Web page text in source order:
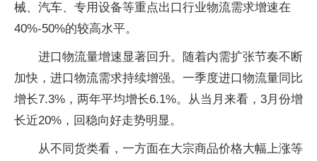
械、汽车、专用设备等重点出口行业物流需求增速在
40%-50%的较高水平。
进口物流量增速显著回升。随着内需扩张节奏不断
加快，进口物流需求持续增强。一季度进口物流量同比
增长7.3%，两年平均增长6.1%。从当月来看，3月份增
长近20%，回稳向好走势明显。
从不同货类看，一方面在大宗商品价格大幅上涨等